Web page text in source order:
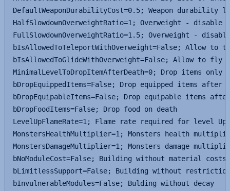
DefaultWeaponDurabilityCost=0.5; Weapon durability
HalfSlowdownOverweightRatio=1; Overweight -
FullSlowdownOverweightRatio=1.5; Overweight -
bIsAllowedToTeleportWithOverweight=False; Allow to
bIsAllowedToGlideWithOverweight=False; Allow to fly
MinimalLevelToDropItemAfterDeath=0; Drop items
bDropEquippedItems=False; Drop equipped items after
bDropEquipableItems=False; Drop equipable items
bDropFoodItems=False; Drop food on death
LevelUpFlameRate=1; Flame rate required for level
MonstersHealthMultiplier=1; Monsters health
MonstersDamageMultiplier=1; Monsters damage
bNoModuleCost=False; Building without material costs
bLimitlessSupport=False; Building without
bInvulnerableModules=False; Bulding without decay